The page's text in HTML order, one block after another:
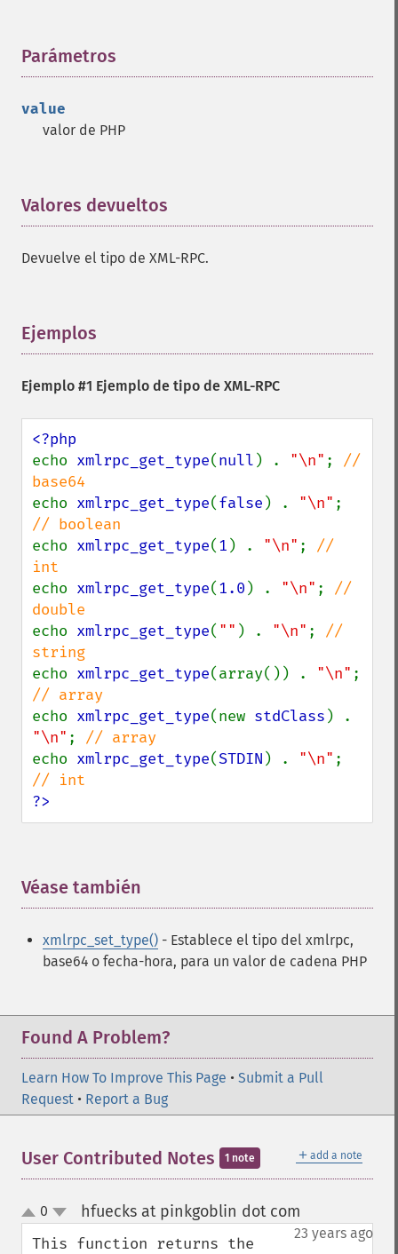
Parámetros
value
valor de PHP
Valores devueltos
Devuelve el tipo de XML-RPC.
Ejemplos
Ejemplo #1 Ejemplo de tipo de XML-RPC
echo xmlrpc_get_type(null ) . "\n" ; //
echo xmlrpc_get_type(false ) . "\n"
echo xmlrpc_get_type(1 ) . "\n" ; //
echo xmlrpc_get_type(1.0 ) . "\n" ; //
echo xmlrpc_get_type( "" ) . "\n" ; //
echo xmlrpc_get_type(array()) . "\n"
echo xmlrpc_get_type(new stdClass
"\n" ;
echo xmlrpc_get_type(STDIN ) . "\n"
?>
Véase también
xmlrpc_set_type() - Establece el tipo del xmlrpc,
base64 o fecha-hora, para un valor de cadena PHP
Found A Problem?
Learn How To Improve This Page • Submit a Pull
Request • Report a Bug
＋ add a note
User Contributed Notes 1 note
up
down
0 hfuecks at pinkgoblin dot com
23 years ago
This function returns the